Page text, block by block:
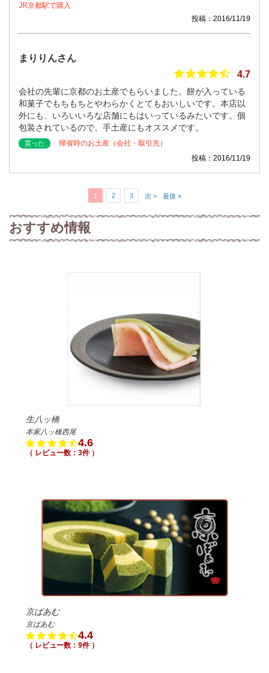
JR京都駅で購入
投稿：2016/11/19
まりりんさん
4.7
会社の先輩に京都のお土産でもらいました。餅が入っている
和菓子でもちもちとやわらかくとてもおいしいです。本店以
外にも、いろいいろな店舗にもはいっているみたいです。個
包装されているので、手土産にもオススメです。
貰った
帰省時のお土産（会社・取引先）
投稿：2016/11/19
1 2 3 次 > 最後 »
おすすめ情報
生八ッ橋
本家八ッ橋西尾
4.6
（ レビュー数：3件 ）
京ばあむ
京ばあむ
4.4
（ レビュー数：9件 ）